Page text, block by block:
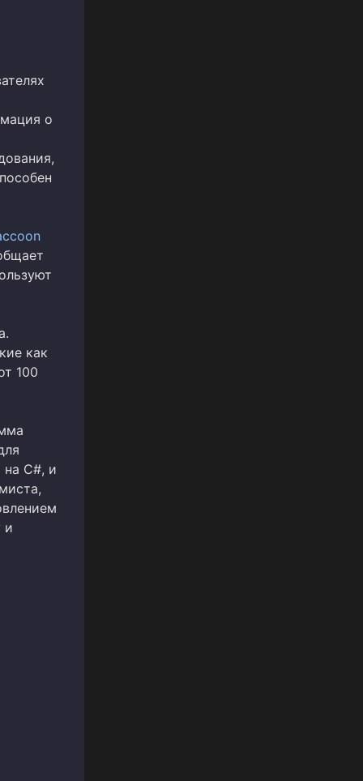
о
как
100
на C#, и
и